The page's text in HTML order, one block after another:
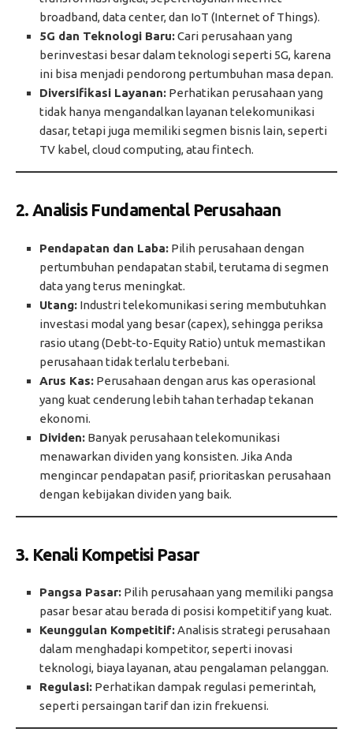
broadband, data center, dan IoT (Internet of Things).
5G dan Teknologi Baru:Cari perusahaan yang
berinvestasi besar dalam teknologi seperti 5G, karena
ini bisa menjadi pendorong pertumbuhan masa depan.
Diversifikasi Layanan: Perhatikan perusahaan yang
tidak hanya mengandalkan layanan telekomunikasi
dasar, tetapi juga memiliki segmen bisnis lain, seperti
TV kabel, cloud computing, atau fintech.
2. Analisis Fundamental Perusahaan
Pendapatan dan Laba: Pilih perusahaan dengan
pertumbuhan pendapatan stabil, terutama di segmen
data yang terus meningkat.
Utang: Industri telekomunikasi sering membutuhkan
investasi modal yang besar (capex), sehingga periksa
rasio utang (Debt-to-Equity Ratio) untuk memastikan
perusahaan tidak terlalu terbebani.
Arus Kas: Perusahaan dengan arus kas operasional
yang kuat cenderung lebih tahan terhadap tekanan
ekonomi.
Dividen: Banyak perusahaan telekomunikasi
menawarkan dividen yang konsisten. Jika Anda
mengincar pendapatan pasif, prioritaskan perusahaan
dengan kebijakan dividen yang baik.
3. Kenali Kompetisi Pasar
Pangsa Pasar: Pilih perusahaan yang memiliki pangsa
pasar besar atau berada di posisi kompetitif yang kuat.
Keunggulan Kompetitif:Analisis strategi perusahaan
dalam menghadapi kompetitor, seperti inovasi
teknologi, biaya layanan, atau pengalaman pelanggan.
Regulasi: Perhatikan dampak regulasi pemerintah,
seperti persaingan tarif dan izin frekuensi.